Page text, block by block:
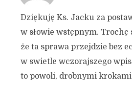
Dziękuję Ks. Jacku za
w słowie wstępnym. Trochę
że ta sprawa przejdzie bez
w swietle wczorajszego
to powoli, drobnymi